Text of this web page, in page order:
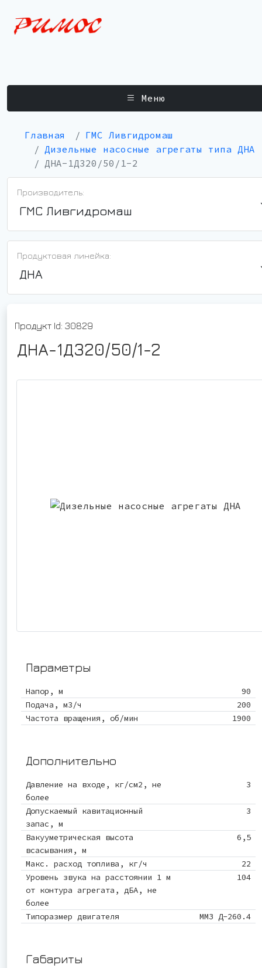
Меню
Главная
ГМС Ливгидромаш
Дизельные насосные агрегаты типа ДНА
ДНА-1Д320/50/1-2
Производитель:
ГМС Ливгидромаш
Продуктовая линейка:
ДНА
Продукт Id: 30829
ДНА-1Д320/50/1-2
Параметры
Напор, м
90
Подача, м3/ч
200
Частота вращения, об/мин
1900
Дополнительно
Давление на входе, кг/см2, не
более
3
Допускаемый кавитационный
запас, м
3
Вакууметрическая высота
всасывания, м
6,5
Макс. расход топлива, кг/ч
22
Уровень звука на расстоянии 1 м
от контура агрегата, дБА, не
более
104
Типоразмер двигателя ММЗ Д-260.4
Габариты